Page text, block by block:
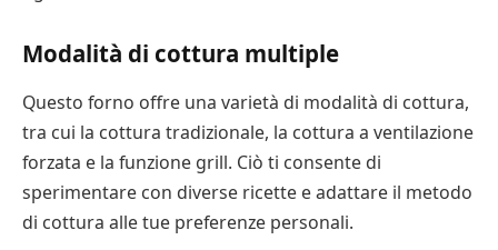
Modalità di cottura multiple
Questo forno offre una varietà di modalità di cottura,
tra cui la cottura tradizionale, la cottura a ventilazione
forzata e la funzione grill. Ciò ti consente di
sperimentare con diverse ricette e adattare il metodo
di cottura alle tue preferenze personali.